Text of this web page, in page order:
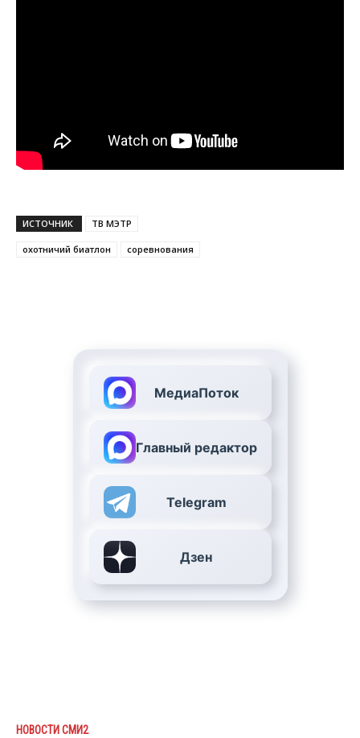
ИСТОЧНИК ТВ МЭТР
охотничий биатлон соревнования
МедиаПоток
Главный редактор
Telegram
Дзен
НОВОСТИ СМИ2